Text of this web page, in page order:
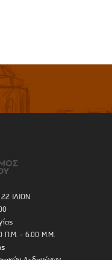
ΙΛΙΟΝ
Π.Μ. - 6.00 Μ.Μ.